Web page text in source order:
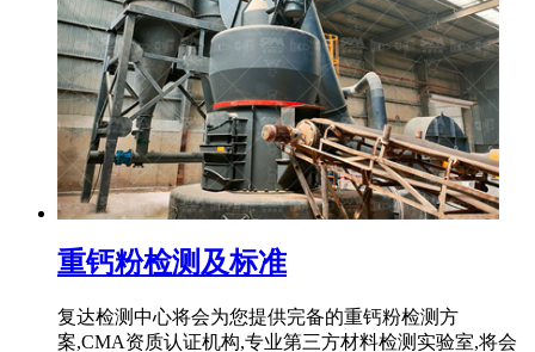
重钙粉检测及标准
复达检测中心将会为您提供完备的重钙粉检测方
案,CMA资质认证机构,专业第三方材料检测实验室,将会